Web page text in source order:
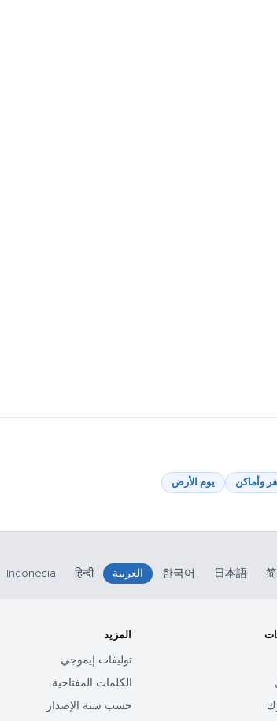
وأماكن يوم الأرض
日本語
한국어 العربية हिन्दी
Indonesia
المزيد
توليفات إيموجي
الكلمات المفتاحية
حسب سنة الإصدار